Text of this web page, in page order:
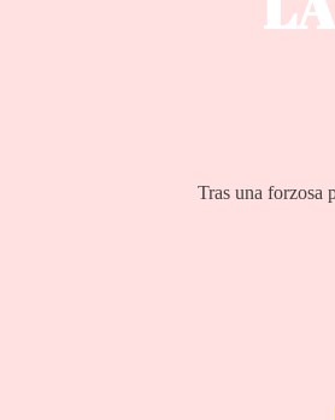
Tras una forzosa